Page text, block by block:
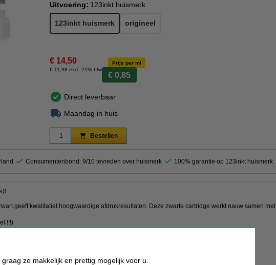
Uitvoering: 123inkt huismerk
123inkt huismerk origineel
€ 14,50
€ 11,98 excl. 21% btw
Prijs per ml
€ 0,85
Direct leverbaar
Maandag in huis
Bestellen
Consumentenbond: 9/10 tevreden over huismerk 100% garantie op 123inkt huismerk
geeft kwalitatief hoogwaardige afdrukresultaten. Deze zwarte cartridge werkt nauw samen met
!!!)
zo makkelijk en prettig mogelijk voor u.